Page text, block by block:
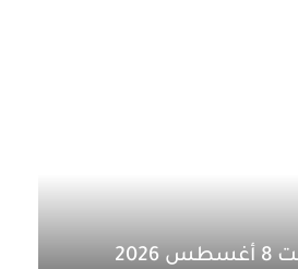
أبراج اليوم السبت 8 أغسطس 2026